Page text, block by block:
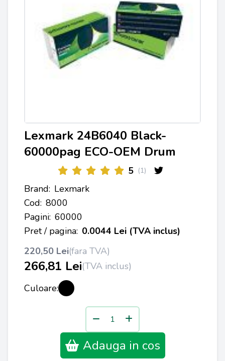
Lexmark 24B6040 Black-
60000pag ECO-OEM Drum
5 (1)
Brand: Lexmark
Cod: 8000
Pagini: 60000
Pret / pagina: 0.0044 Lei (TVA inclus)
220,50 Lei(fara TVA)
266,81 Lei(TVA inclus)
Culoare:
Adauga in cos